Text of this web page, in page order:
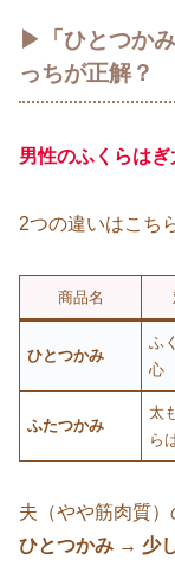
▶「ひとつか
っちが正解？
男性のふくらは
2つの違いはこち
商品名
ひとつかみ
ふ
心
ふたつかみ
太
ら
夫（やや筋肉質）
ひとつかみ → 少